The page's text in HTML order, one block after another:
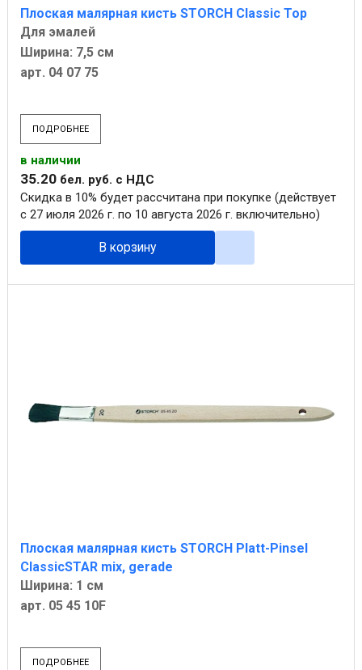
Плоская малярная кисть STORCH Classic Top
Для эмалей
Ширина: 7,5 см
арт. 04 07 75
ПОДРОБНЕЕ
в наличии
35.20 бел. руб. с НДС
Скидка в 10% будет рассчитана при покупке (действует
с 27 июля 2026 г. по 10 августа 2026 г. включительно)
В корзину
Плоская малярная кисть STORCH Platt-Pinsel
ClassicSTAR mix, gerade
Ширина: 1 см
арт. 05 45 10F
ПОДРОБНЕЕ